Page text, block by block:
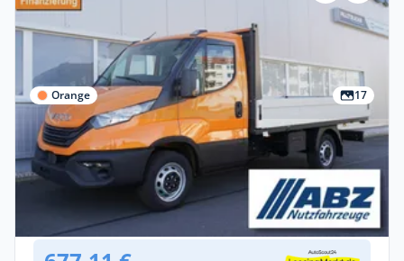
Orange 17
Gewerbe
Iveco Daily 35S14Y / Pritsche / AHK 3 5 t
136 PS (100 kW)
Neuwagen